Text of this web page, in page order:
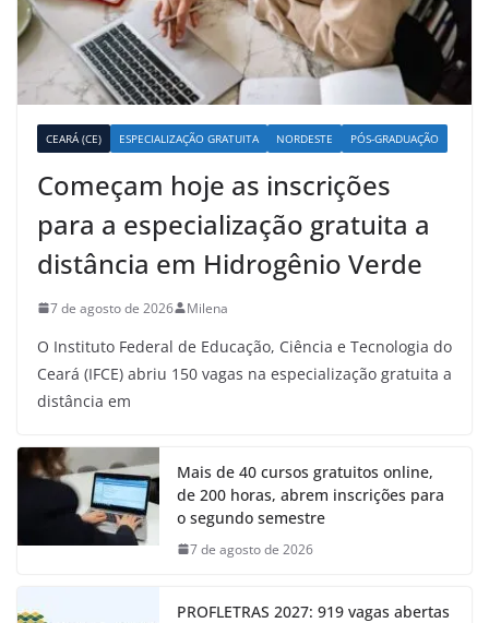
CEARÁ (CE) ESPECIALIZAÇÃO GRATUITA NORDESTE PÓS-GRADUAÇÃO
Começam hoje as inscrições
para a especialização gratuita a
distância em Hidrogênio Verde
7 de agosto de 2026 Milena
O Instituto Federal de Educação, Ciência e Tecnologia do
Ceará (IFCE) abriu 150 vagas na especialização gratuita a
distância em
Mais de 40 cursos gratuitos online,
de 200 horas, abrem inscrições para
o segundo semestre
7 de agosto de 2026
PROFLETRAS 2027: 919 vagas abertas